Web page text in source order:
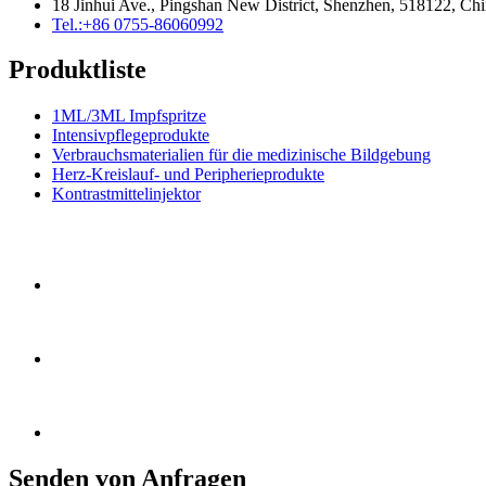
18 Jinhui Ave., Pingshan New District, Shenzhen, 518122,
Tel.:+86 0755-86060992
Produktliste
1ML/3ML Impfspritze
Intensivpflegeprodukte
Verbrauchsmaterialien für die medizinische Bildgebung
Herz-Kreislauf- und Peripherieprodukte
Kontrastmittelinjektor
Senden von Anfragen